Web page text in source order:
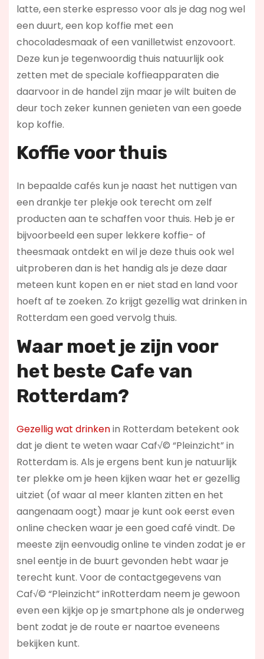
latte, een sterke espresso voor als je dag nog wel
een duurt, een kop koffie met een
chocoladesmaak of een vanilletwist enzovoort.
Deze kun je tegenwoordig thuis natuurlijk ook
zetten met de speciale koffieapparaten die
daarvoor in de handel zijn maar je wilt buiten de
deur toch zeker kunnen genieten van een goede
kop koffie.
Koffie voor thuis
In bepaalde cafés kun je naast het nuttigen van
een drankje ter plekje ook terecht om zelf
producten aan te schaffen voor thuis. Heb je er
bijvoorbeeld een super lekkere koffie- of
theesmaak ontdekt en wil je deze thuis ook wel
uitproberen dan is het handig als je deze daar
meteen kunt kopen en er niet stad en land voor
hoeft af te zoeken. Zo krijgt gezellig wat drinken in
Rotterdam een goed vervolg thuis.
Waar moet je zijn voor
het beste Cafe van
Rotterdam?
Gezellig wat drinkenin Rotterdam betekent ook
dat je dient te weten waar Caf√© “Pleinzicht” in
Rotterdam is. Als je ergens bent kun je natuurlijk
ter plekke om je heen kijken waar het er gezellig
uitziet (of waar al meer klanten zitten en het
aangenaam oogt) maar je kunt ook eerst even
online checken waar je een goed café vindt. De
meeste zijn eenvoudig online te vinden zodat je er
snel eentje in de buurt gevonden hebt waar je
terecht kunt. Voor de contactgegevens van
Caf√© “Pleinzicht” inRotterdam neem je gewoon
even een kijkje op je smartphone als je onderweg
bent zodat je de route er naartoe eveneens
bekijken kunt.